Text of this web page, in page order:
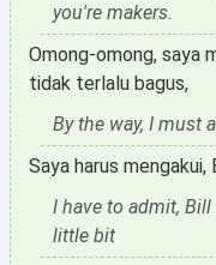
you're makers.
Omong-omong, saya
tidak terlalu bagus,
By the way, I must
Saya harus
I have to admit,
little bit